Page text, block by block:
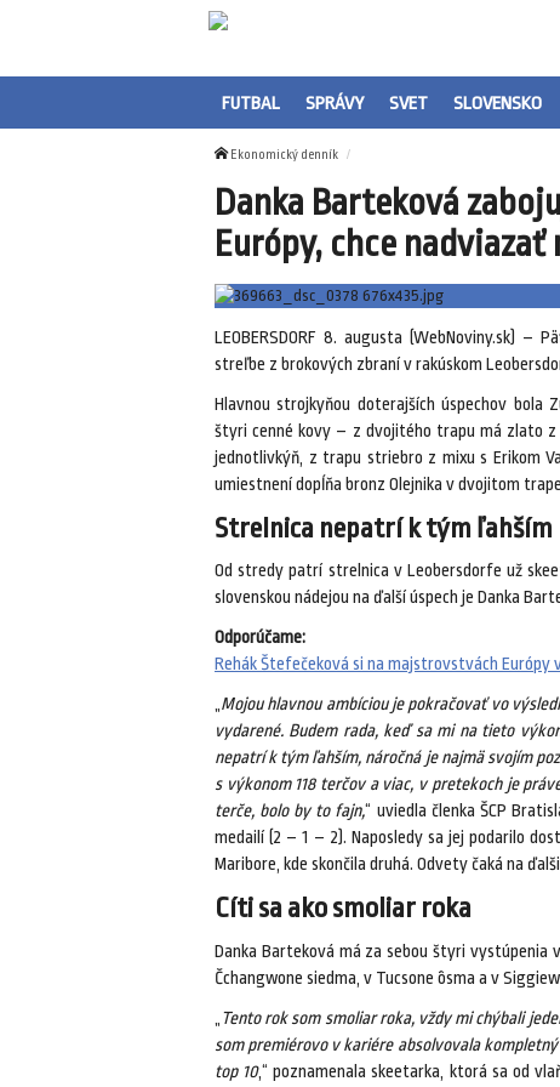
FUTBAL SPRÁVY SVET SLOVENSKO
Ekonomický denník
Danka Barteková
Európy, chce
LEOBERSDORF 8. augusta (WebNoviny.sk) –
streľbe z brokových zbraní v rakúskom
Hlavnou strojkyňou doterajších úspechov bola
štyri cenné kovy – z dvojitého trapu má zlato z
jednotlivkýň, z trapu striebro z mixu s Erikom
umiestnení dopĺňa bronz Olejnika v dvojitom
Strelnica nepatrí k tým ľahším
Od stredy patrí strelnica v Leobersdorfe už
slovenskou nádejou na ďalší úspech je Danka
Odporúčame:
Rehák Štefečeková si na majstrovstvách
„Mojou hlavnou ambíciou je pokračovať vo
vydarené. Budem rada, keď sa mi na tieto
nepatrí k tým ľahším, náročná je najmä svojím
s výkonom 118 terčov a viac, v pretekoch je
terče, bolo by to fajn,“ uviedla členka ŠCP
medailí (2 – 1 – 2). Naposledy sa jej podarilo
Maribore, kde skončila druhá. Odvety čaká na
Cíti sa ako smoliar roka
Danka Barteková má za sebou štyri vystúpenia
Čchangwone siedma, v Tucsone ôsma a v
„Tento rok som smoliar roka, vždy mi chýbali
som premiérovo v kariére absolvovala
top 10,“ poznamenala skeetarka, ktorá sa od